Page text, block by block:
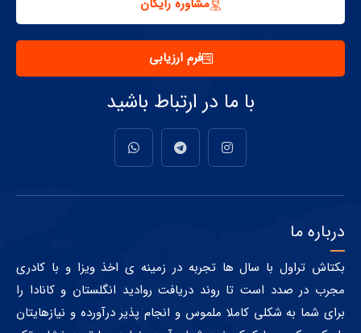
بکتاش تراول دی ۲۶, ۱۴۰۳
در گشت‌های آزاد در ونکوور کجا برویم
ونکوور، یکی از زیباترین و چند ملیتی‌ترین شهرهای کانادا،